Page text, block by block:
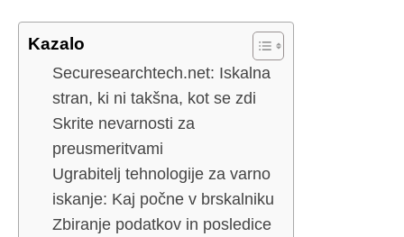
Kazalo
Securesearchtech.net: Iskalna
stran, ki ni takšna, kot se zdi
Skrite nevarnosti za
preusmeritvami
Ugrabitelj tehnologije za varno
iskanje: Kaj počne v brskalniku
Zbiranje podatkov in posledice